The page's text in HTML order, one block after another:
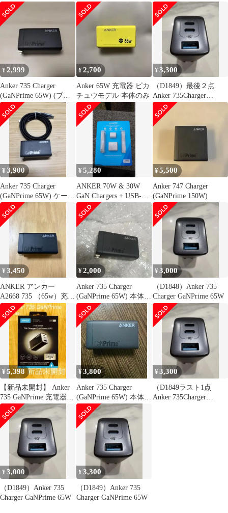
み
電器
¥2,999
Anker 735 Charger
(GaNPrime 65W) (ブラ
ック)
¥2,700
Anker 65W 充電器 ピカ
チュウモデル 本体のみ
¥3,300
（D1849）最後２点
Anker 735Charger
GaNPrime 65W
¥3,900
Anker 735 Charger
(GaNPrime 65W) ケーブ
ル付き
¥5,280
ANKER 70W & 30W
GaN Chargers + USB-C
ケーブル
¥5,500
Anker 747 Charger
(GaNPrime 150W)
¥3,450
ANKER アンカー
A2668 735 （65w）充電
器
¥2,000
Anker 735 Charger
(GaNPrime 65W) 本体の
み
¥3,000
（D1848）Anker 735
Charger GaNPrime 65W
¥5,398
【新品未開封】 Anker
735 GaNPrime 充電器 3
ポート 65W
¥3,800
Anker 735 Charger
(GaNPrime 65W) 本体の
み
¥3,300
（D1849ラスト1点
Anker 735Charger
¥3,000
（D1849）Anker 735
Charger GaNPrime 65W
¥3,300
（D1849）Anker 735
Charger GaNPrime 65W